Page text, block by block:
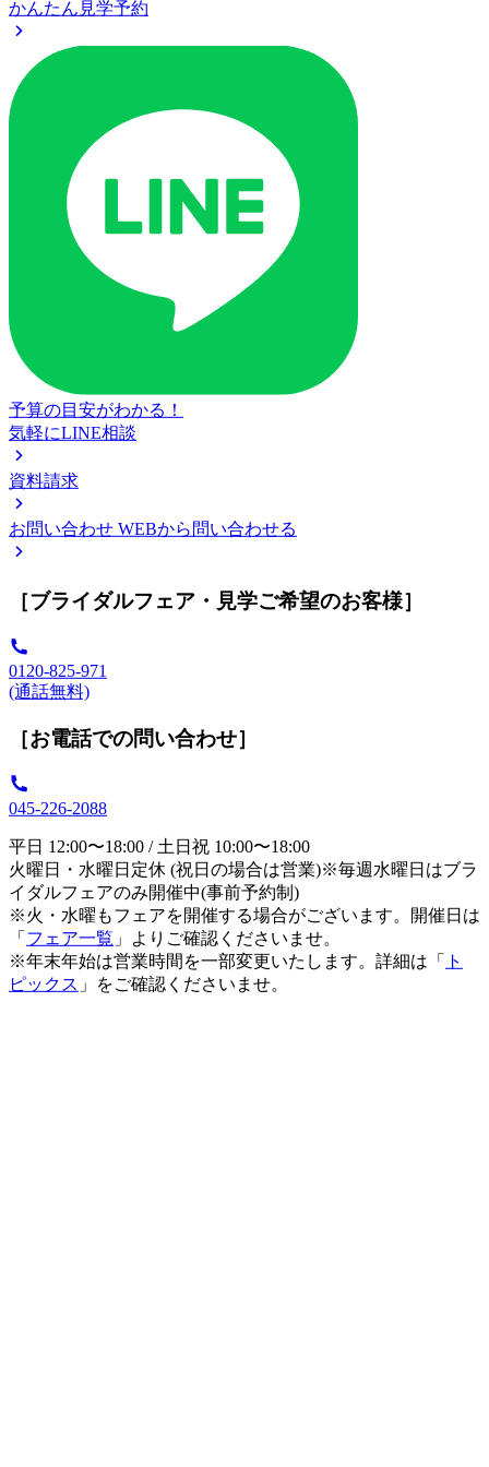
かんたん見学予約
予算の目安がわかる！
気軽にLINE相談
資料請求
お問い合わせ WEBから問い合わせる
［ブライダルフェア・見学ご希望のお客様］
0120-825-971
(通話無料)
［お電話での問い合わせ］
045-226-2088
平日 12:00〜18:00 / 土日祝 10:00〜18:00
火曜日・水曜日定休 (祝日の場合は営業)※毎週水曜日はブラ
イダルフェアのみ開催中(事前予約制)
※火・水曜もフェアを開催する場合がございます。開催日は
「フェア一覧 」よりご確認くださいませ。
※年末年始は営業時間を一部変更いたします。詳細は「 ト
ピックス 」をご確認くださいませ。